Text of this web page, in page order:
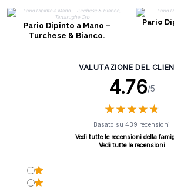
Pario Dipinto a Mano –
Turchese & Bianco,
Pario
VALUTAZIONE DEL
4.76/5
★★★★★
★★★★★
Basato su 439 recensioni
Vedi tutte le recensioni della
Vedi tutte le recensioni